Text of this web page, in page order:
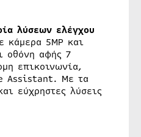
λύσεων ελέγχου
κάμερα 5MP και
οθόνη αφής 7
επικοινωνία,
Assistant. Με τα
εύχρηστες λύσεις